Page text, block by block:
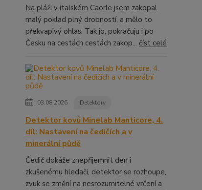
Na pláži v italském Caorle jsem zakopal
malý poklad plný drobností, a mělo to
překvapivý ohlas. Tak jo, pokračuju i po
Česku na cestách cestách zakop... číst celé
03.08.2026 Detektory
Detektor kovů Minelab Manticore, 4.
díl: Nastavení na čedičích a v
minerální půdě
Čedič dokáže znepříjemnit den i
zkušenému hledači, detektor se rozhoupe,
zvuk se změní na nesrozumitelné vrčení a